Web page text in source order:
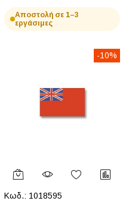
Αποστολή σε 1–3
εργάσιμες
-10%
Κωδ.: 1018595